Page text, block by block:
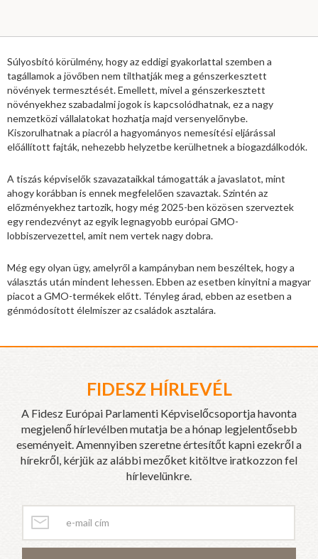
Súlyosbító körülmény, hogy az eddigi gyakorlattal szemben a
tagállamok a jövőben nem tilthatják meg a génszerkesztett
növények termesztését. Emellett, mivel a génszerkesztett
növényekhez szabadalmi jogok is kapcsolódhatnak, ez a nagy
nemzetközi vállalatokat hozhatja majd versenyelőnybe.
Kiszorulhatnak a piacról a hagyományos nemesítési eljárással
előállított fajták, nehezebb helyzetbe kerülhetnek a biogazdálkodók.
A tiszás képviselők szavazataikkal támogatták a javaslatot, mint
ahogy korábban is ennek megfelelően szavaztak. Szintén az
előzményekhez tartozik, hogy még 2025-ben közösen szerveztek
egy rendezvényt az egyik legnagyobb európai GMO-
lobbiszervezettel, amit nem vertek nagy dobra.
Még egy olyan ügy, amelyről a kampányban nem beszéltek, hogy a
választás után mindent lehessen. Ebben az esetben kinyitni a magyar
piacot a GMO-termékek előtt. Tényleg árad, ebben az esetben a
génmódosított élelmiszer az családok asztalára.
FIDESZ HÍRLEVÉL
A Fidesz Európai Parlamenti Képviselőcsoportja havonta
megjelenő hírlevélben mutatja be a hónap legjelentősebb
eseményeit. Amennyiben szeretne értesítőt kapni ezekről a
hírekről, kérjük az alábbi mezőket kitöltve iratkozzon fel
hírlevelünkre.